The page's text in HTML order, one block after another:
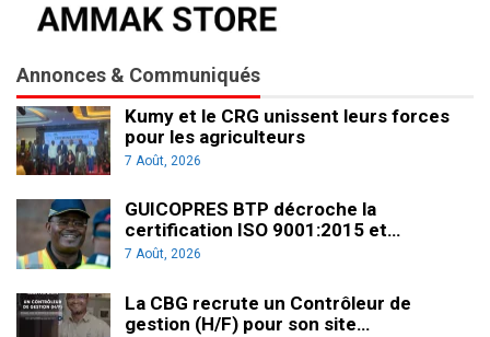
Annonces & Communiqués
Kumy et le CRG unissent leurs forces
pour les agriculteurs
7 Août, 2026
GUICOPRES BTP décroche la
certification ISO 9001:2015 et…
7 Août, 2026
La CBG recrute un Contrôleur de
gestion (H/F) pour son site…